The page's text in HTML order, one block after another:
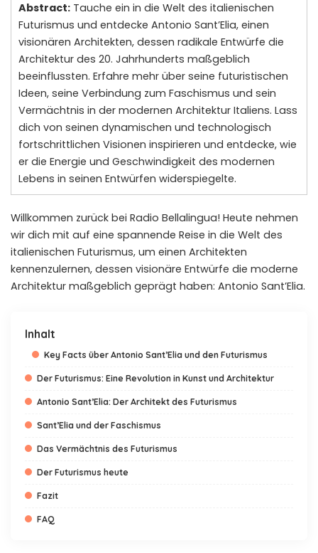
Abstract: Tauche ein in die Welt des italienischen
Futurismus und entdecke Antonio Sant’Elia, einen
visionären Architekten, dessen radikale Entwürfe die
Architektur des 20. Jahrhunderts maßgeblich
beeinflussten. Erfahre mehr über seine futuristischen
Ideen, seine Verbindung zum Faschismus und sein
Vermächtnis in der modernen Architektur Italiens. Lass
dich von seinen dynamischen und technologisch
fortschrittlichen Visionen inspirieren und entdecke, wie
er die Energie und Geschwindigkeit des modernen
Lebens in seinen Entwürfen widerspiegelte.
Willkommen zurück bei Radio Bellalingua! Heute nehmen
wir dich mit auf eine spannende Reise in die Welt des
italienischen Futurismus, um einen Architekten
kennenzulernen, dessen visionäre Entwürfe die moderne
Architektur maßgeblich geprägt haben: Antonio Sant’Elia.
Inhalt
Key Facts über Antonio Sant’Elia und den Futurismus
Der Futurismus: Eine Revolution in Kunst und Architektur
Antonio Sant’Elia: Der Architekt des Futurismus
Sant’Elia und der Faschismus
Das Vermächtnis des Futurismus
Der Futurismus heute
Fazit
FAQ